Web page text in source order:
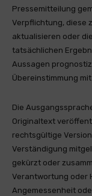
Pressemitteilung
Verpflichtung, diese
aktualisieren oder
tatsächlichen
Aussagen
Übereinstimmung
Die
Originaltext
rechtsgültige
Verständigung
gekürzt oder
Verantwortung oder
Angemessenheit